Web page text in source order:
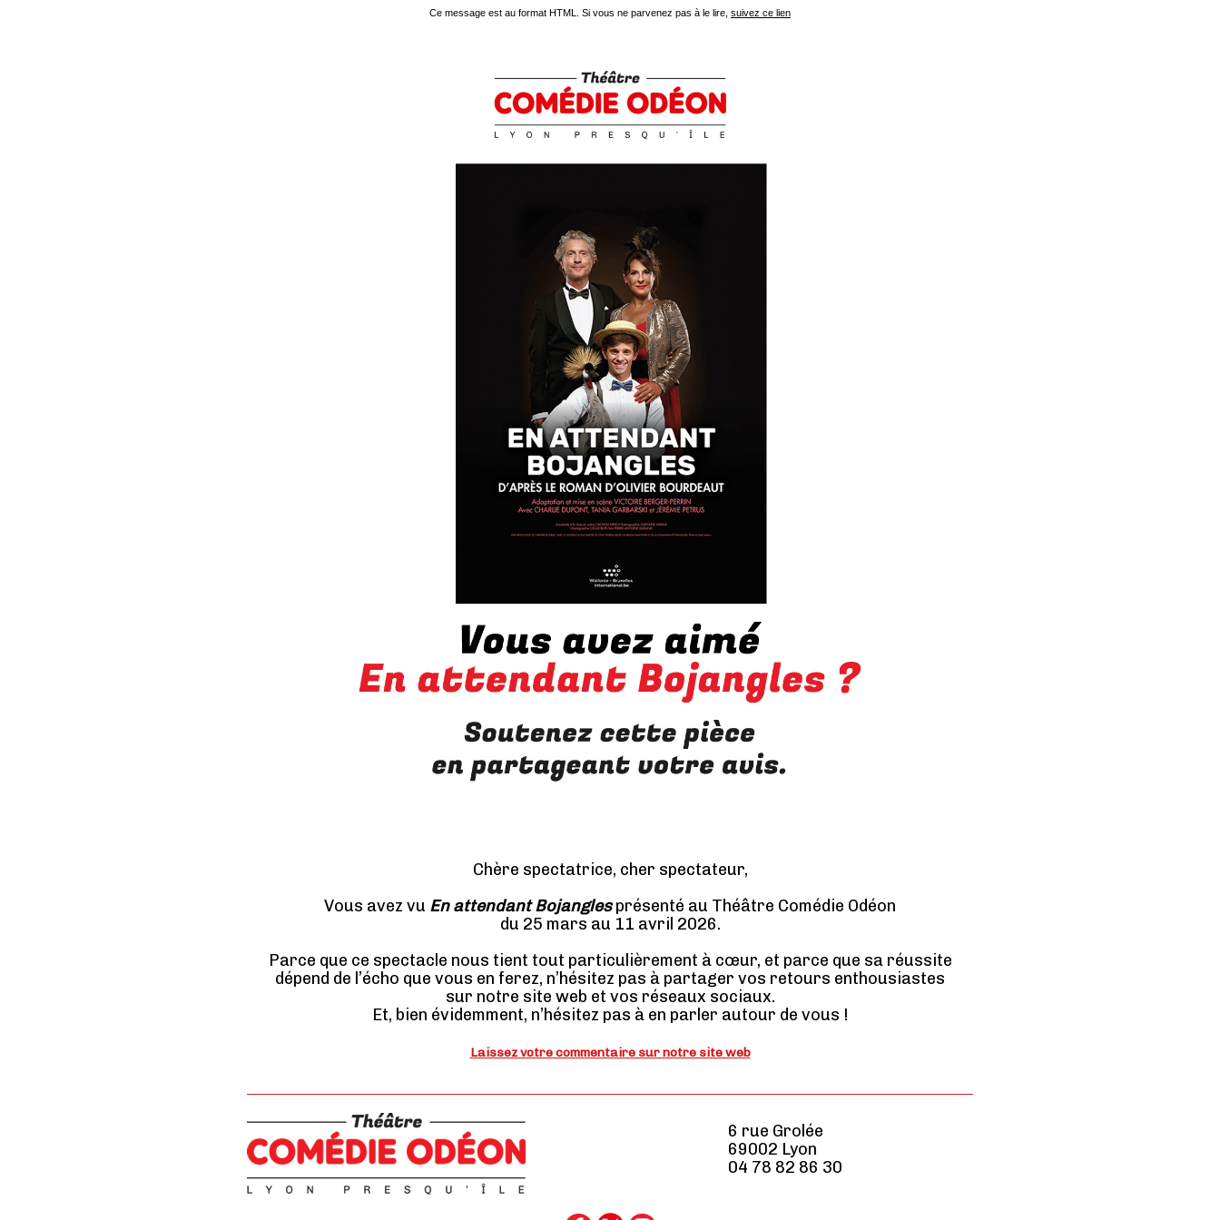
Ce message est au format HTML. Si vous ne parvenez pas à le lire, suivez ce lien
Chère spectatrice, cher spectateur,
Vous avez vu En attendant Bojanglesprésenté au Théâtre Comédie Odéon
du 25 mars au 11 avril 2026.
Parce que ce spectacle nous tient tout particulièrement à cœur, et parce que sa réussite
dépend de l’écho que vous en ferez, n’hésitez pas à partager vos retours enthousiastes
sur notre site web et vos réseaux sociaux.
Et, bien évidemment, n’hésitez pas à en parler autour de vous !
Laissez votre commentaire sur notre site web
6 rue Grolée
69002 Lyon
04 78 82 86 30